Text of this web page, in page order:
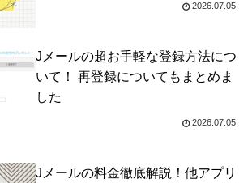
2026.07.05
Jメールの超お手軽な登録方法につ
いて！ 再登録についてもまとめま
した
2026.07.05
Jメールの料金徹底解説！他アプリ